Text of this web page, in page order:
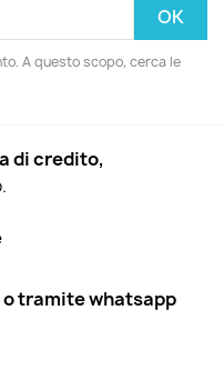
A questo scopo, cerca le
di credito,
tramite whatsapp